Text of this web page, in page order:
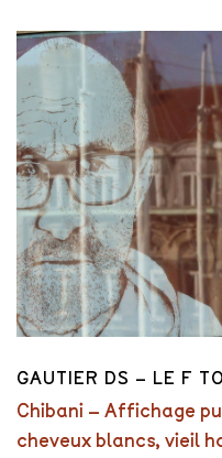
GAUTIER DS – LE F
Chibani – Affichage
cheveux blancs, vieil